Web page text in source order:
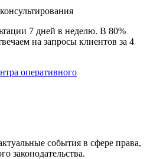
7 дней в неделю. В 80%
на запросы клиентов за 4
оперативного
события в сфере права,
законодательства.